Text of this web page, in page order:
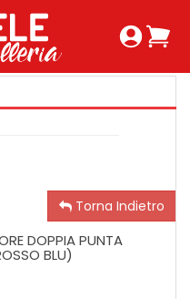
Login
Torna Indietro
CRYSTAL
DOPPIA PUNTA
BLU)